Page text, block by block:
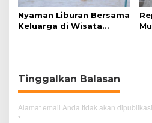
Nyaman Liburan Bersama
Keluarga di Wisata
Tinggalkan Balasan
Alamat email Anda tidak akan
*